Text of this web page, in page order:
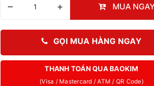
– + MUA
GỌI MUA HÀNG NGAY
THANH TOÁN QUA BAOKIM
(Visa / Mastercard / ATM / QR Code)